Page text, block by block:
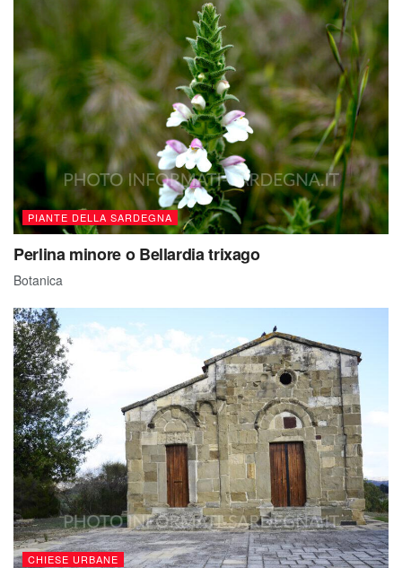
PIANTE DELLA SARDEGNA
Perlina minore o Bellardia trixago
Botanica
CHIESE URBANE